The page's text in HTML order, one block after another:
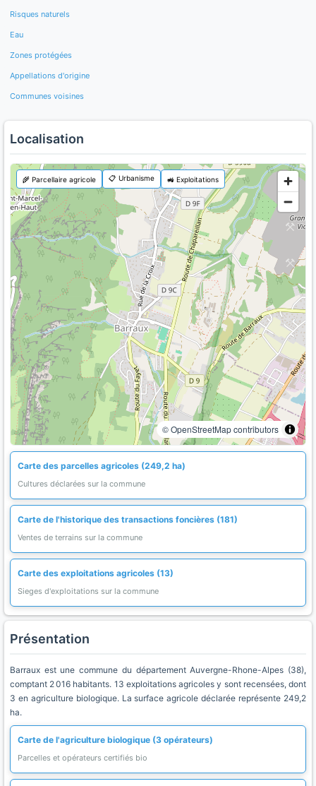
Risques naturels
Eau
Zones protégées
Appellations d'origine
Communes voisines
Localisation
© OpenStreetMap contributors
🌾 Parcellaire agricole 📋 Urbanisme 🚜 Exploitations
Carte des parcelles agricoles (249,2 ha)
Cultures déclarées sur la commune
Carte de l'historique des transactions foncières (181)
Ventes de terrains sur la commune
Carte des exploitations agricoles (13)
Sieges d'exploitations sur la commune
Présentation
Barraux est une commune du département Auvergne-Rhone-Alpes (38),
comptant 2 016 habitants. 13 exploitations agricoles y sont recensées, dont
3 en agriculture biologique. La surface agricole déclarée représente 249,2
ha.
Carte de l'agriculture biologique (3 opérateurs)
Parcelles et opérateurs certifiés bio